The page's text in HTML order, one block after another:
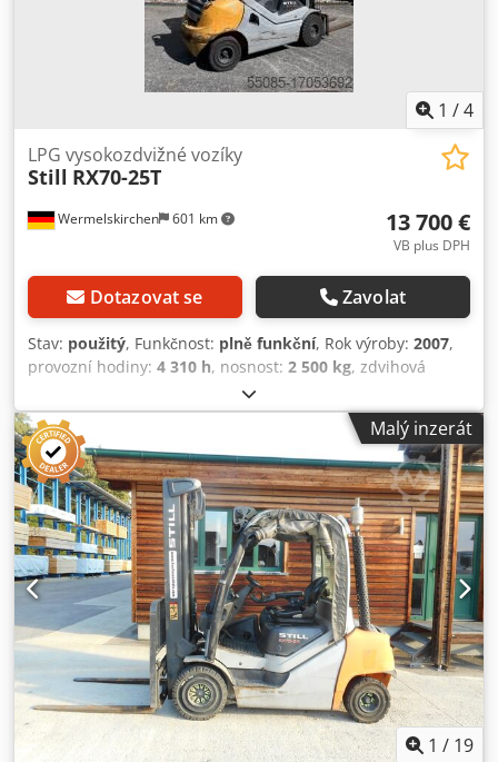
1 /4
Wermelskirchen 601 km
LPG vysokozdvižné vozíky
Still RX70-25T
13 700 €
VB plus DPH
Dotazovat se Zavolat
Stav: použitý, Funkčnost: plně funkční, Rok výroby: 2007,
provozní hodiny: 4 310 h, nosnost: 2 500 kg, zdvihová
plyn
stavební výška:2 460 mm, délka vidlic:1 200 mm, typ
pohonu:
, Plynový vysokozdvižný vozík Typ stožáru:
standardní Převodovka: hydrostatická Technický stav:
běžný Přední pneumatiky typ: superelastické Stav předních
pneumatik: 60 - 80 % Zadní pneumatiky typ: superelastické
Stav zadních pneumatik: 40 - 60 % Dkjdpfx Asukq U Rjafjr
Malý inzerát
1 / 19